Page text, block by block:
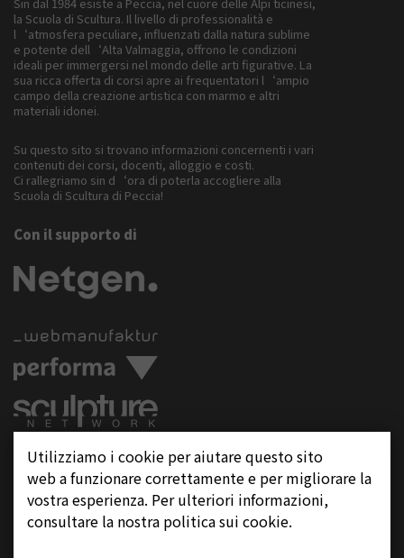
Sin dal 1984 esiste a Peccia, nel cuore delle Alpi ticinesi,
la Scuola di Scultura. Il livello di professionalità e
l‘atmosfera peculiare, influenzati dalla natura sublime
e potente dell‘Alta Valmaggia, offrono le condizioni
ideali per immergersi nel mondo delle arti figurative. La
sua ricca offerta di corsi apre ai frequentatori l‘ampio
campo della creazione artistica con marmo e altri
materiali idonei.
Su questo sito si trovano informazioni concernenti i vari
contenuti dei corsi, docenti, alloggio e costi.
Ci rallegriamo sin d‘ora di poterla accogliere alla
Scuola di Scultura di Peccia!
Con il supporto di
Seguite ci su
Utilizziamo i cookie per aiutare questo sito
web a funzionare correttamente e per migliorare la
vostra esperienza. Per ulteriori informazioni,
consultare la nostra politica sui cookie.